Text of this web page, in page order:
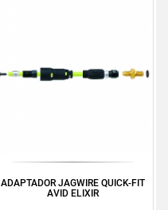
ADAPTADOR JAGWIRE QUICK-FIT
AVID ELIXIR